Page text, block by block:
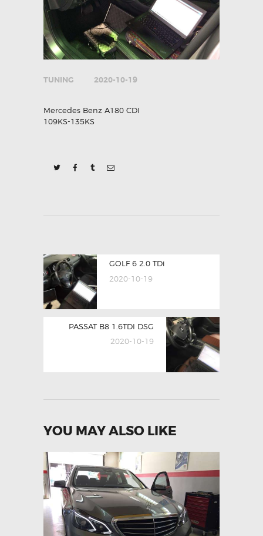
TUNING 2020-10-19
Mercedes Benz A180 CDI
109KS-135KS
POST
NAVIGATION
Previous
GOLF 6 2.0 TDi
2020-10-19
Next
post:
PASSAT B8 1.6TDI DSG
2020-10-19
YOU MAY ALSO LIKE